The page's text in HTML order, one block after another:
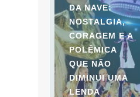
DA NAVE:
NOSTALGIA,
CORAGEM E A
POLÊMICA
QUE NÃO
DIMINUI UMA
LENDA